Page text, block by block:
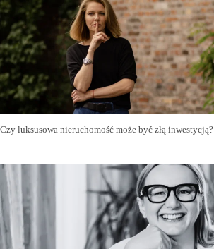
Czy luksusowa nieruchomość może być złą inwestycją?